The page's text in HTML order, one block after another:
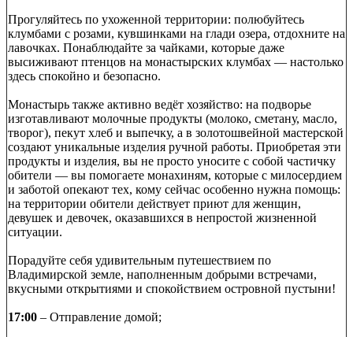
Прогуляйтесь по ухоженной территории: полюбуйтесь
клумбами с розами, кувшинками на глади озера, отдохните на
лавочках. Понаблюдайте за чайками, которые даже
высиживают птенцов на монастырских клумбах — настолько
здесь спокойно и безопасно.
Монастырь также активно ведёт хозяйство: на подворье
изготавливают молочные продукты (молоко, сметану, масло,
творог), пекут хлеб и выпечку, а в золотошвейной мастерской
создают уникальные изделия ручной работы. Приобретая эти
продукты и изделия, вы не просто уносите с собой частичку
обители — вы помогаете монахиням, которые с милосердием
и заботой опекают тех, кому сейчас особенно нужна помощь:
на территории обители действует приют для женщин,
девушек и девочек, оказавшихся в непростой жизненной
ситуации.
Порадуйте себя удивительным путешествием по
Владимирской земле, наполненным добрыми встречами,
вкусными открытиями и спокойствием островной пустыни!
17:00 – Отправление домой;